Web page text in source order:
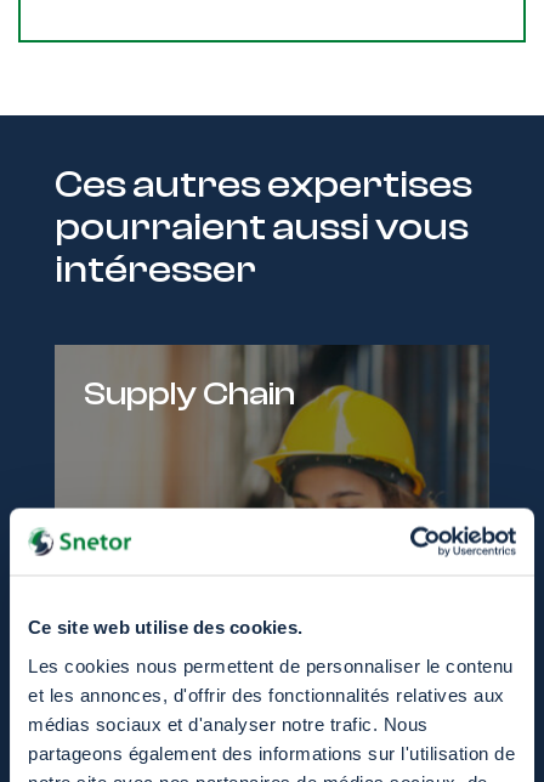
Ce site web utilise des cookies.
Les cookies nous permettent de personnaliser le contenu
et les annonces, d'offrir des fonctionnalités relatives aux
médias sociaux et d'analyser notre trafic. Nous
partageons également des informations sur l'utilisation de
Ces autres expertises
pourraient aussi vous
intéresser
Supply Chain